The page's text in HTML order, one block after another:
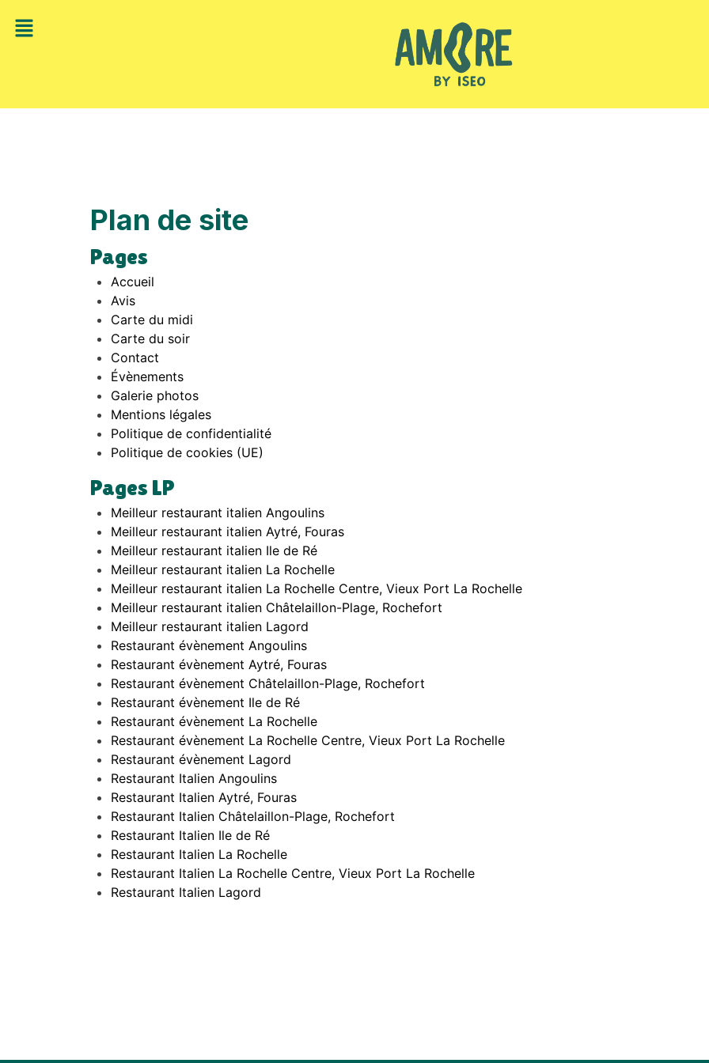
Plan de site
Pages
Accueil
Avis
Carte du midi
Carte du soir
Contact
Évènements
Galerie photos
Mentions légales
Politique de confidentialité
Politique de cookies (UE)
Pages LP
Meilleur restaurant italien Angoulins
Meilleur restaurant italien Aytré, Fouras
Meilleur restaurant italien Ile de Ré
Meilleur restaurant italien La Rochelle
Meilleur restaurant italien La Rochelle Centre, Vieux Port La Rochelle
Meilleur restaurant italien Châtelaillon-Plage, Rochefort
Meilleur restaurant italien Lagord
Restaurant évènement Angoulins
Restaurant évènement Aytré, Fouras
Restaurant évènement Châtelaillon-Plage, Rochefort
Restaurant évènement Ile de Ré
Restaurant évènement La Rochelle
Restaurant évènement La Rochelle Centre, Vieux Port La Rochelle
Restaurant évènement Lagord
Restaurant Italien Angoulins
Restaurant Italien Aytré, Fouras
Restaurant Italien Châtelaillon-Plage, Rochefort
Restaurant Italien Ile de Ré
Restaurant Italien La Rochelle
Restaurant Italien La Rochelle Centre, Vieux Port La Rochelle
Restaurant Italien Lagord